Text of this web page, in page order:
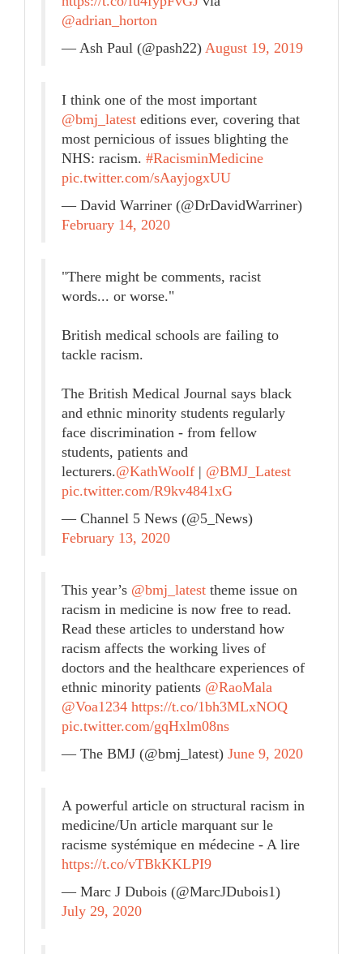
@adrian_horton
— Ash Paul (@pash22) August 19, 2019
I think one of the most important
@bmj_latest editions ever, covering that
most pernicious of issues blighting the
NHS: racism. #RacisminMedicine
pic.twitter.com/sAayjogxUU
— David Warriner (@DrDavidWarriner)
February 14, 2020
"There might be comments, racist
words... or worse."
British medical schools are failing to
tackle racism.
The British Medical Journal says black
and ethnic minority students regularly
face discrimination - from fellow
students, patients and
lecturers.@KathWoolf | @BMJ_Latest
pic.twitter.com/R9kv4841xG
— Channel 5 News (@5_News)
February 13, 2020
This year’s @bmj_latest theme issue on
racism in medicine is now free to read.
Read these articles to understand how
racism affects the working lives of
doctors and the healthcare experiences of
ethnic minority patients @RaoMala
@Voa1234 https://t.co/1bh3MLxNOQ
pic.twitter.com/gqHxlm08ns
— The BMJ (@bmj_latest) June 9, 2020
A powerful article on structural racism in
medicine/Un article marquant sur le
racisme systémique en médecine - A lire
https://t.co/vTBkKKLPI9
— Marc J Dubois (@MarcJDubois1)
July 29, 2020